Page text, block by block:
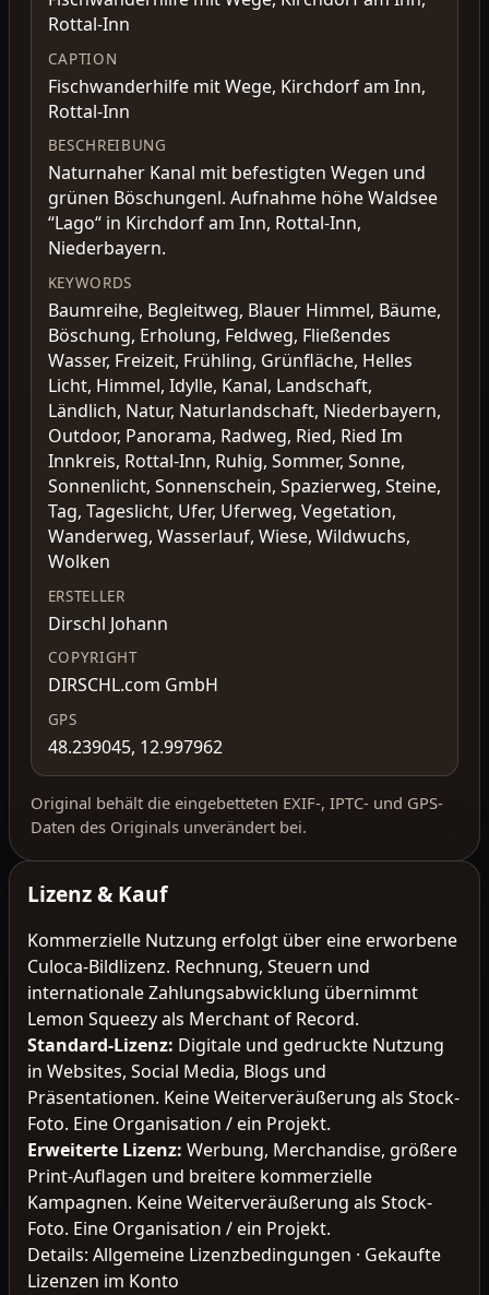
Rottal-Inn
CAPTION
Fischwanderhilfe mit Wege, Kirchdorf am Inn,
Rottal-Inn
BESCHREIBUNG
Naturnaher Kanal mit befestigten Wegen und
grünen Böschungenl. Aufnahme höhe Waldsee
“Lago“ in Kirchdorf am Inn, Rottal-Inn,
Niederbayern.
KEYWORDS
Baumreihe, Begleitweg, Blauer Himmel, Bäume,
Böschung, Erholung, Feldweg, Fließendes
Wasser, Freizeit, Frühling, Grünfläche, Helles
Licht, Himmel, Idylle, Kanal, Landschaft,
Ländlich, Natur, Naturlandschaft, Niederbayern,
Outdoor, Panorama, Radweg, Ried, Ried Im
Innkreis, Rottal-Inn, Ruhig, Sommer, Sonne,
Sonnenlicht, Sonnenschein, Spazierweg, Steine,
Tag, Tageslicht, Ufer, Uferweg, Vegetation,
Wanderweg, Wasserlauf, Wiese, Wildwuchs,
Wolken
ERSTELLER
Dirschl Johann
COPYRIGHT
DIRSCHL.com GmbH
GPS
48.239045, 12.997962
Original behält die eingebetteten EXIF-, IPTC- und GPS-
Daten des Originals unverändert bei.
Lizenz & Kauf
Kommerzielle Nutzung erfolgt über eine erworbene
Culoca-Bildlizenz. Rechnung, Steuern und
internationale Zahlungsabwicklung übernimmt
Lemon Squeezy als Merchant of Record.
Standard-Lizenz: Digitale und gedruckte Nutzung
in Websites, Social Media, Blogs und
Präsentationen. Keine Weiterveräußerung als Stock-
Foto. Eine Organisation / ein Projekt.
Erweiterte Lizenz: Werbung, Merchandise, größere
Print-Auflagen und breitere kommerzielle
Kampagnen. Keine Weiterveräußerung als Stock-
Foto. Eine Organisation / ein Projekt.
Details: Allgemeine Lizenzbedingungen · Gekaufte
Lizenzen im Konto